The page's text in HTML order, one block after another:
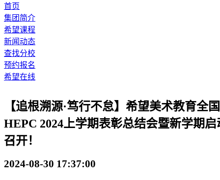
首页
集团简介
希望课程
新闻动态
查找分校
预约报名
希望在线
【追根溯源·笃行不怠】希望美术教育全
HEPC 2024上学期表彰总结会暨新学期
召开！
2024-08-30 17:37:00